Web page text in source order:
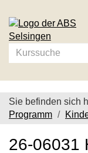
Sie befinden sich
Programm
26-06031